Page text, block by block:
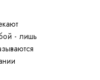
- лишь